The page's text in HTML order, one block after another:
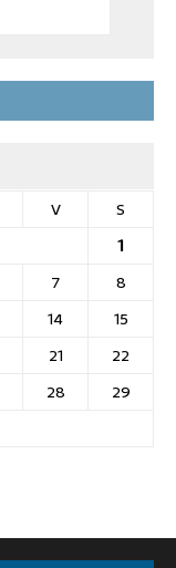
V
S
1
7
8
14
15
21
22
28
29